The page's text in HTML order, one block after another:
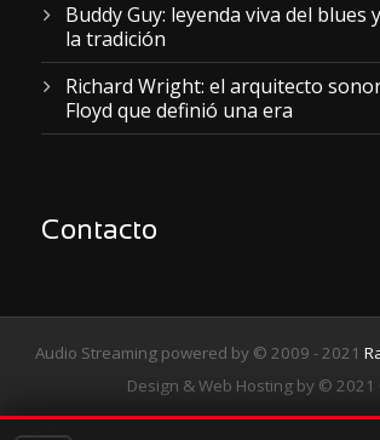
Buddy Guy: leyenda viva del blues
la tradición
Richard Wright: el arquitecto
Floyd que definió una era
Contacto
Audio Streaming powered by © 2009 - 2021
Design & Web Hosting by © 2021